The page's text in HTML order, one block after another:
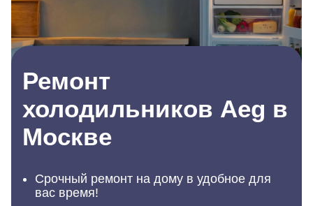
Ремонт
холодильников Aeg в
Москве
Срочный ремонт на дому в удобное для
вас время!